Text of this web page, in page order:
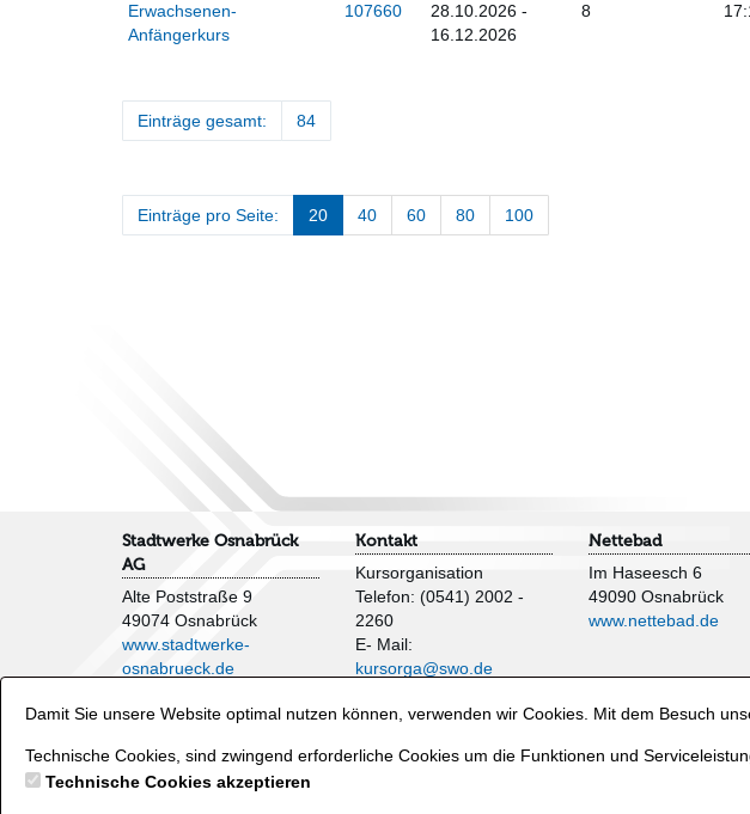
Erwachsenen-
Anfängerkurs
107660
28.10.2026 -
16.12.2026
8
Einträge gesamt: 84
Einträge pro Seite: 20 40 60 80 100
Stadtwerke Osnabrück
AG
Alte Poststraße 9
49074 Osnabrück
www.stadtwerke-
osnabrueck.de
AGB
Verträge hier kündigen
Kontakt
Kursorganisation
Telefon: (0541) 2002 -
2260
E- Mail:
kursorga@swo.de
Veranstaltungen und
Telefon: (0541) 2002 -
Nettebad
Im Haseesch 6
49090 Osnabrück
www.nettebad.de
Damit Sie unsere Website optimal nutzen können, verwenden wir Cookies. Mit dem Besuch
Technische Cookies, sind zwingend erforderliche Cookies um die Funktionen und
Technische Cookies akzeptieren